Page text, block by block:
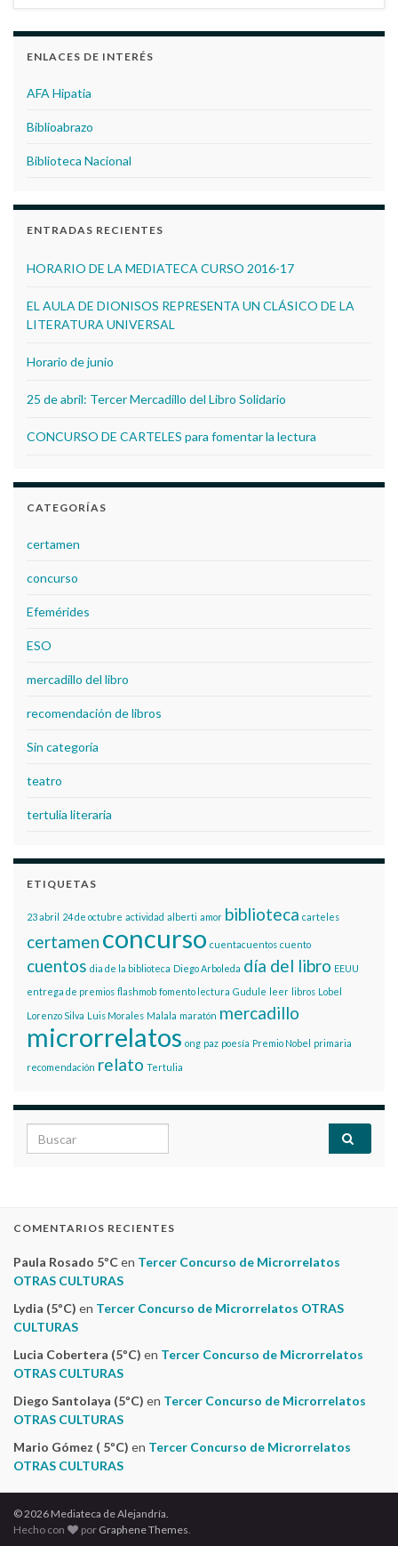
ENLACES DE INTERÉS
AFA Hipatia
Biblioabrazo
Biblioteca Nacional
ENTRADAS RECIENTES
HORARIO DE LA MEDIATECA CURSO 2016-17
EL AULA DE DIONISOS REPRESENTA UN CLÁSICO DE LA
LITERATURA UNIVERSAL
Horario de junio
25 de abril: Tercer Mercadillo del Libro Solidario
CONCURSO DE CARTELES para fomentar la lectura
CATEGORÍAS
certamen
concurso
Efemérides
ESO
mercadillo del libro
recomendación de libros
Sin categoría
teatro
tertulia literaria
ETIQUETAS
23 abril 24 de octubre actividad alberti amor biblioteca carteles
certamen concurso cuentacuentos cuento
cuentos dia de la biblioteca Diego Arboleda día del libro EEUU
entrega de premios flashmob fomento lectura Gudule leer libros Lobel
Lorenzo Silva Luis Morales Malala maratón mercadillo
microrrelatos ong paz poesía Premio Nobel primaria
recomendación relato Tertulia
Search for:
COMENTARIOS RECIENTES
Paula Rosado 5ºCen Tercer Concurso de Microrrelatos
OTRAS CULTURAS
Lydia (5ºC) en Tercer Concurso de Microrrelatos OTRAS
CULTURAS
Lucia Cobertera (5ºC) en Tercer Concurso de Microrrelatos
OTRAS CULTURAS
Diego Santolaya (5ºC) en Tercer Concurso de Microrrelatos
OTRAS CULTURAS
Mario Gómez ( 5ºC) en Tercer Concurso de Microrrelatos
OTRAS CULTURAS
© 2026 Mediateca de Alejandría.
Hecho con
por Graphene Themes.